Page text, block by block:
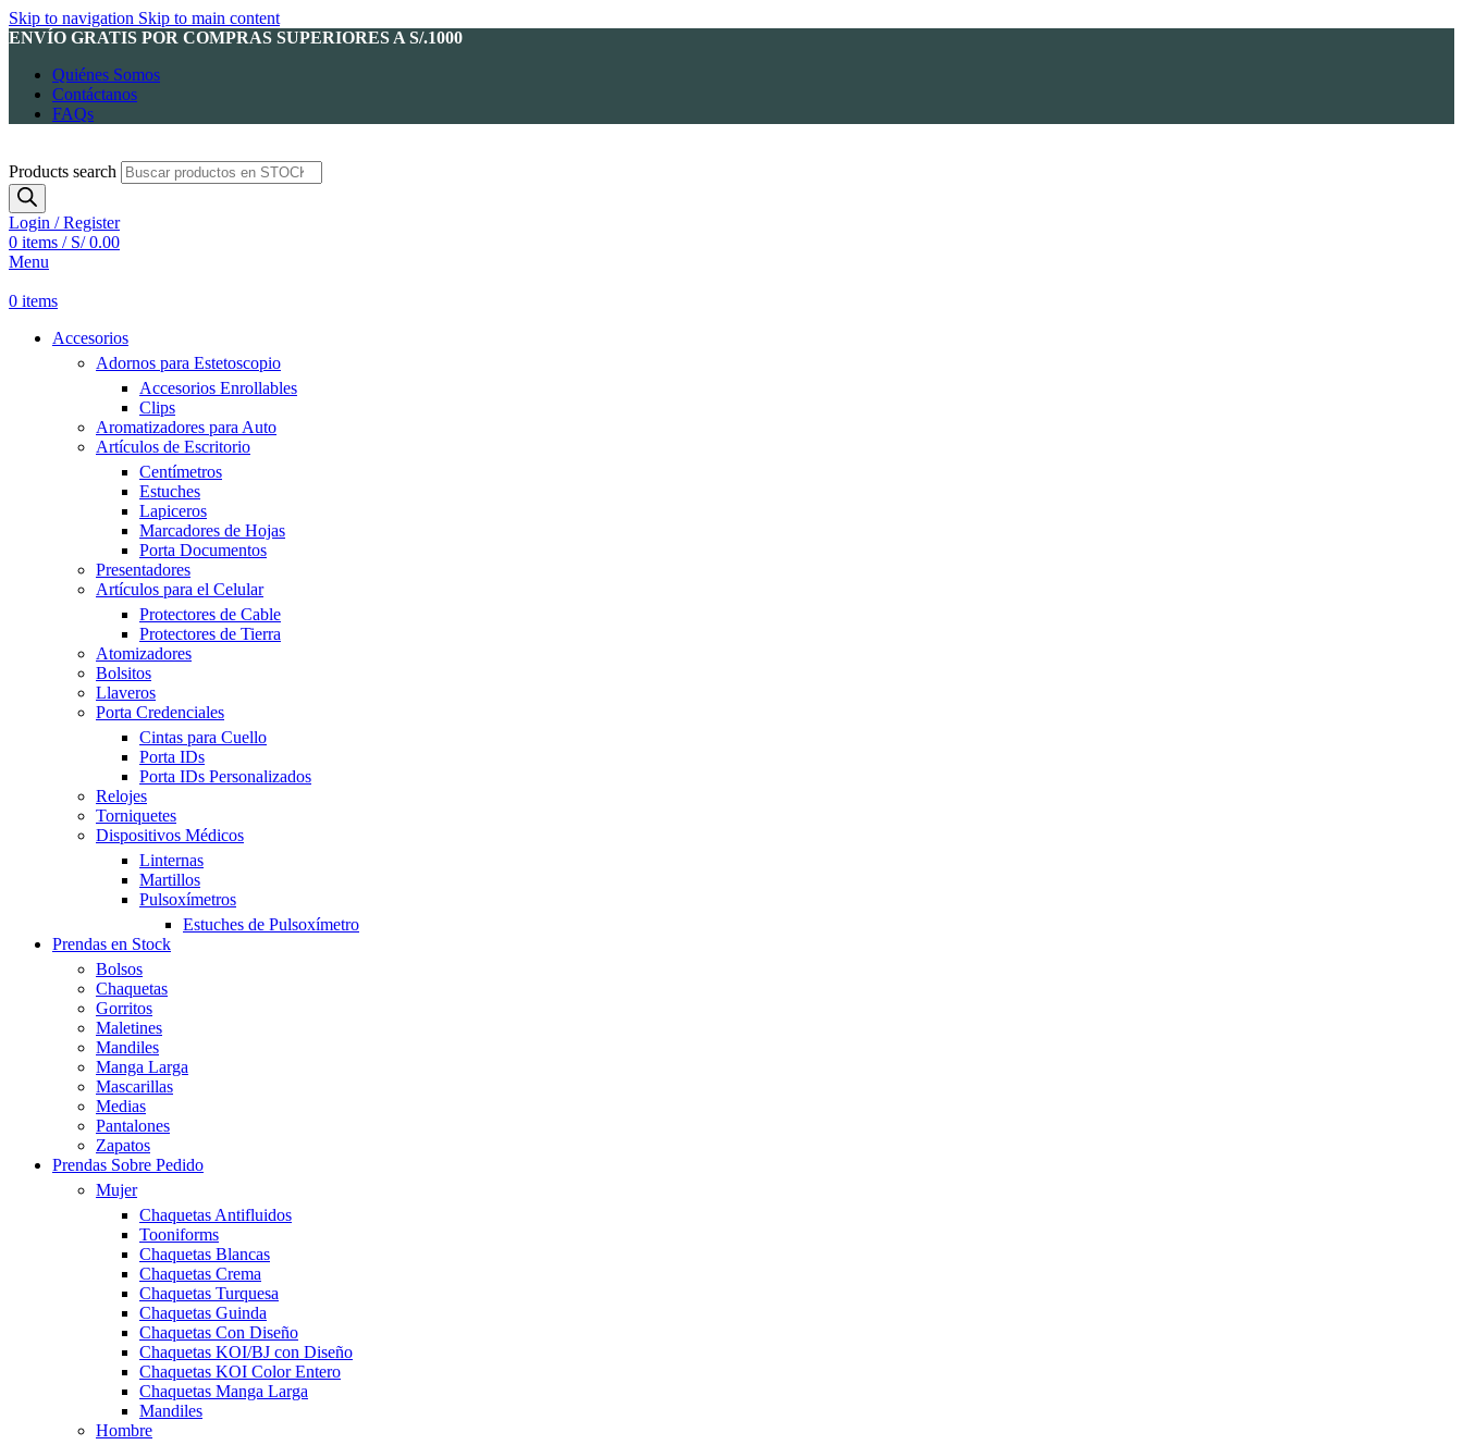
Skip to navigation Skip to main content
ENVÍO GRATIS POR COMPRAS SUPERIORES A S/.1000
Quiénes Somos
Contáctanos
FAQs
Products search
Login / Register
0 items / S/0.00
Menu
0 items
Accesorios
Adornos para Estetoscopio
Accesorios Enrollables
Clips
Aromatizadores para Auto
Artículos de Escritorio
Centímetros
Estuches
Lapiceros
Marcadores de Hojas
Porta Documentos
Presentadores
Artículos para el Celular
Protectores de Cable
Protectores de Tierra
Atomizadores
Bolsitos
Llaveros
Porta Credenciales
Cintas para Cuello
Porta IDs
Porta IDs Personalizados
Relojes
Torniquetes
Dispositivos Médicos
Linternas
Martillos
Pulsoxímetros
Estuches de Pulsoxímetro
Prendas en Stock
Bolsos
Chaquetas
Gorritos
Maletines
Mandiles
Manga Larga
Mascarillas
Medias
Pantalones
Zapatos
Prendas Sobre Pedido
Mujer
Chaquetas Antifluidos
Tooniforms
Chaquetas Blancas
Chaquetas Crema
Chaquetas Turquesa
Chaquetas Guinda
Chaquetas Con Diseño
Chaquetas KOI/BJ con Diseño
Chaquetas KOI Color Entero
Chaquetas Manga Larga
Mandiles
Hombre